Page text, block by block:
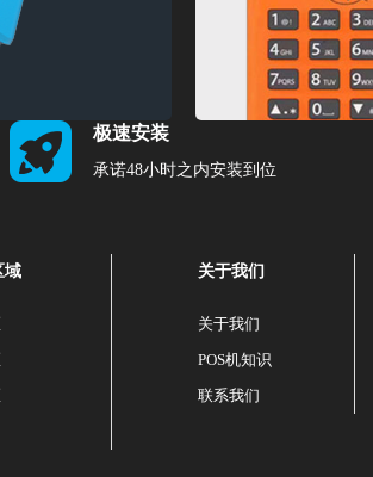
极速安装
承诺48小时之内安装到位
域 关于我们
关于我们
POS机知识
联系我们